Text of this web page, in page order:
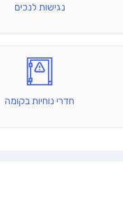
נגישות לנכים
חדרי נוחיות בקומה